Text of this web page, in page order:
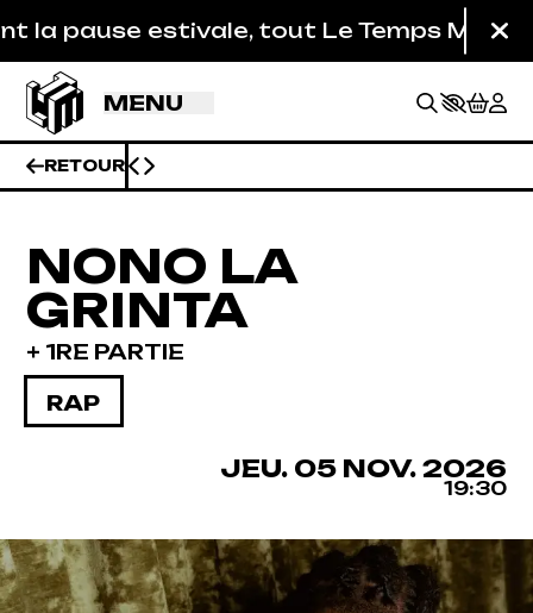
pause estivale, tout Le Temps Machine
MENU
RETOUR
NONO LA
GRINTA
+ 1RE PARTIE
RAP
JEUDI
JEU. 05 NOVEMBRE
NOV. 2026
19:30